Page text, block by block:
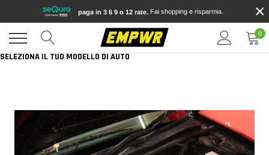
contenuti
paga in 3 6 9 o 12 rate. Fai shopping e risparmia. ×
0
SELEZIONA IL TUO MODELLO DI AUTO